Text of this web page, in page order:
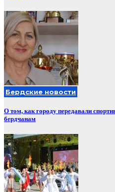
Бердские новости
О том, как городу передавали
бердчанам